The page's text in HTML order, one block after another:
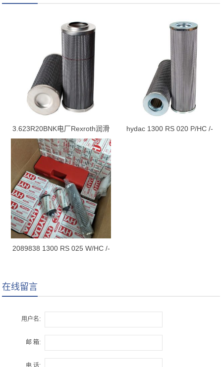
3.623R20BNK电厂Rexroth润滑
油站滤芯
hydac 1300 RS 020 P/HC /-
2089838 1300 RS 025 W/HC /-
在线留言
用户名:
邮 箱: